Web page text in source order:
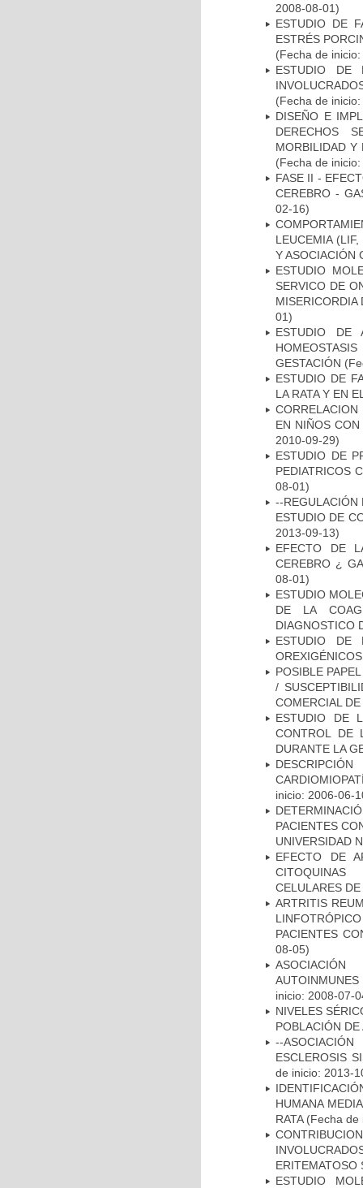
2008-08-01)
ESTUDIO DE
ESTRÉS
(Fecha de
ESTUDIO DE
(Fecha de
DISEÑO E
DERECHOS
MORBILIDAD Y
(Fecha de
FASE II -
CEREBRO -
02-16)
LEUCEMIA
Y ASOCIACIÓN
ESTUDIO
SERVICO DE
01)
ESTUDIO DE
GESTACIÓN
ESTUDIO DE
LA RATA Y EN
EN NIÑOS
2010-09-29)
ESTUDIO DE
PEDIATRICOS
08-01)
--REGULACIÓN
ESTUDIO DE
2013-09-13)
EFECTO DE
CEREBRO ¿
08-01)
ESTUDIO
DE LA
DIAGNOSTICO
ESTUDIO DE
POSIBLE
/
COMERCIAL
ESTUDIO DE
CONTROL DE
DURANTE LA
inicio: 2006-06-
PACIENTES
UNIVERSIDAD
EFECTO DE
CITOQUINAS
CELULARES
ARTRITIS
PACIENTES
08-05)
ASOCIACIÓN
inicio: 2008-07-
NIVELES
POBLACIÓN
--
ESCLEROSIS
de inicio: 2013-
HUMANA
RATA(Fecha de
ERITEMATOSO
ESTUDIO